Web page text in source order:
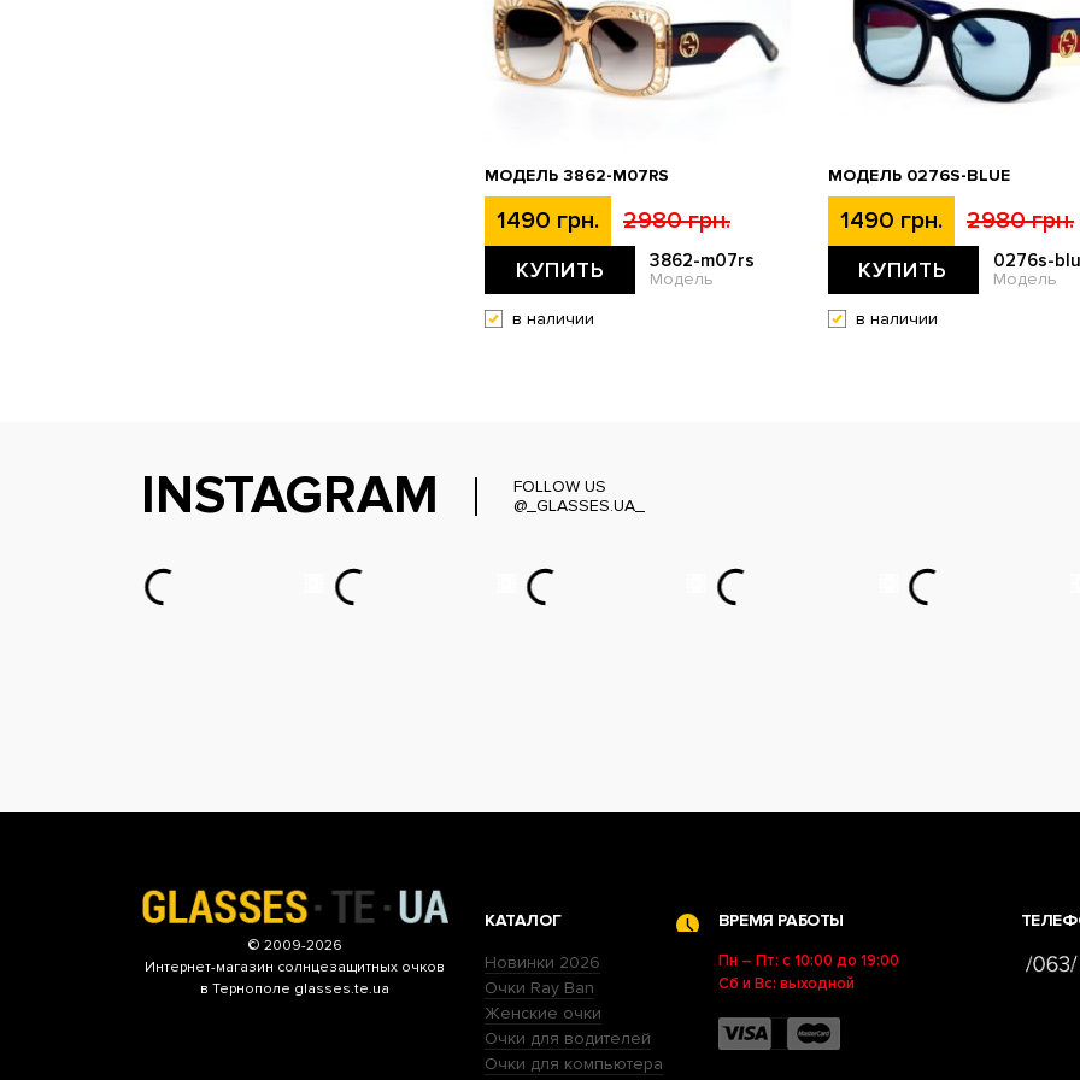
МОДЕЛЬ 3862-M07RS
1490 грн. 2980 грн.
КУПИТЬ 3862-m07rs
Модель
в наличии
МОДЕЛЬ 0276S-BLUE
1490 грн. 2980 грн.
КУПИТЬ 0276s-
Модель
в наличии
INSTAGRAM
FOLLOW US
@_GLASSES.UA_
© 2009-2026
Интернет-магазин солнцезащитных очков
в Тернополе glasses.te.ua
КАТАЛОГ
Новинки 2026
Очки Ray Ban
Женские очки
Очки для водителей
Очки для компьютера
ВРЕМЯ РАБОТЫ
Пн – Пт: с 10:00 до 19:00
Сб и Вс: выходной